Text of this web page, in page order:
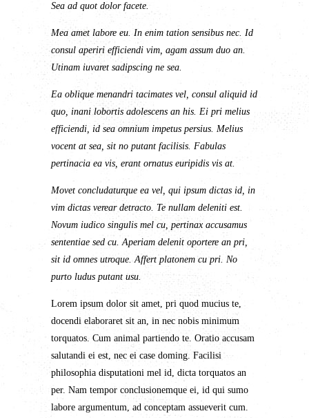
Sea ad quot dolor facete.
Mea amet labore eu. In enim tation sensibus nec. Id
consul aperiri efficiendi vim, agam assum duo an.
Utinam iuvaret sadipscing ne sea.
Ea oblique menandri tacimates vel, consul aliquid id
quo, inani lobortis adolescens an his. Ei pri melius
efficiendi, id sea omnium impetus persius. Melius
vocent at sea, sit no putant facilisis. Fabulas
pertinacia ea vis, erant ornatus euripidis vis at.
Movet concludaturque ea vel, qui ipsum dictas id, in
vim dictas verear detracto. Te nullam deleniti est.
Novum iudico singulis mel cu, pertinax accusamus
sententiae sed cu. Aperiam delenit oportere an pri,
sit id omnes utroque. Affert platonem cu pri. No
purto ludus putant usu.
Lorem ipsum dolor sit amet, pri quod mucius te,
docendi elaboraret sit an, in nec nobis minimum
torquatos. Cum animal partiendo te. Oratio accusam
salutandi ei est, nec ei case doming. Facilisi
philosophia disputationi mel id, dicta torquatos an
per. Nam tempor conclusionemque ei, id qui sumo
labore argumentum, ad conceptam assueverit cum.